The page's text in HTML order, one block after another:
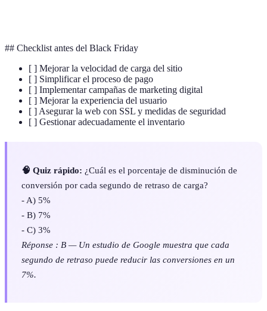
## Checklist antes del Black Friday
[ ] Mejorar la velocidad de carga del sitio
[ ] Simplificar el proceso de pago
[ ] Implementar campañas de marketing digital
[ ] Mejorar la experiencia del usuario
[ ] Asegurar la web con SSL y medidas de seguridad
[ ] Gestionar adecuadamente el inventario
🧠 Quiz rápido: ¿Cuál es el porcentaje de disminución de
conversión por cada segundo de retraso de carga?
- A) 5%
- B) 7%
- C) 3%
Réponse : B — Un estudio de Google muestra que cada
segundo de retraso puede reducir las conversiones en un
7%.